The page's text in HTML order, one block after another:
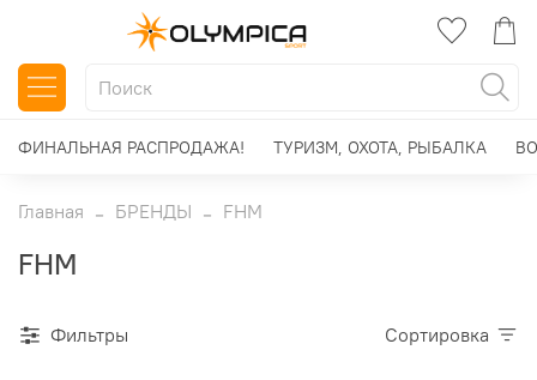
ФИНАЛЬНАЯ РАСПРОДАЖА! ТУРИЗМ, ОХОТА, РЫБАЛКА
Главная БРЕНДЫ FHM
FHM
Фильтры Сортировка